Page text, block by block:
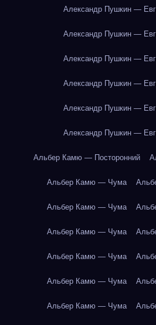
Александр Пушкин —
Александр Пушкин —
Александр Пушкин —
Александр Пушкин —
Александр Пушкин —
Александр Пушкин —
Альбер Камю — Посторонний
Альбер Камю — Чума
Альбер Камю — Чума
Альбер Камю — Чума
Альбер Камю — Чума
Альбер Камю — Чума
Альбер Камю — Чума